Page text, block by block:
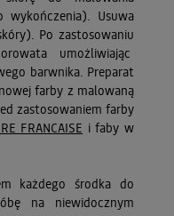
wykończenia). Usuwa
Po zastosowaniu
umożliwiając
barwnika. Preparat
farby z malowaną
zastosowaniem farby
FRANCAISE i faby w
każdego środka do
na niewidocznym